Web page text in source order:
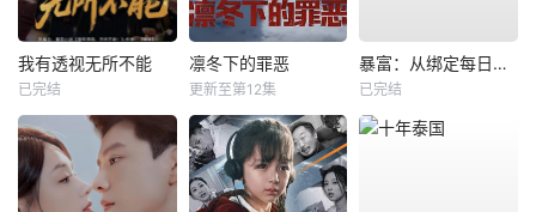
我有透视无所不能
已完结
凛冬下的罪恶
更新至第12集
暴富：从绑定每日消费系统开始
已完结